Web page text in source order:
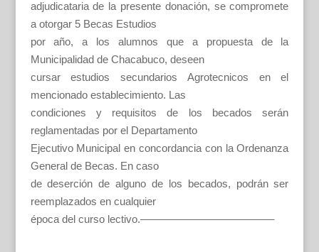
adjudicataria de la presente donación, se compromete
a otorgar 5 Becas Estudios
por año, a los alumnos que a propuesta de la
Municipalidad de Chacabuco, deseen
cursar estudios secundarios Agrotecnicos en el
mencionado establecimiento. Las
condiciones y requisitos de los becados serán
reglamentadas por el Departamento
Ejecutivo Municipal en concordancia con la Ordenanza
General de Becas. En caso
de deserción de alguno de los becados, podrán ser
reemplazados en cualquier
época del curso lectivo.————————————–